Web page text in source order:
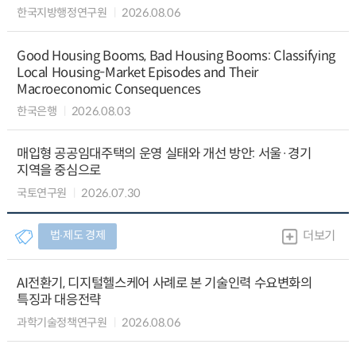
한국지방행정연구원 2026.08.06
Good Housing Booms, Bad Housing Booms: Classifying
Local Housing-Market Episodes and Their
Macroeconomic Consequences
한국은행 2026.08.03
매입형 공공임대주택의 운영 실태와 개선 방안: 서울·경기
지역을 중심으로
국토연구원 2026.07.30
법∙제도 경제 더보기
AI전환기, 디지털헬스케어 사례로 본 기술인력 수요변화의
특징과 대응전략
과학기술정책연구원 2026.08.06